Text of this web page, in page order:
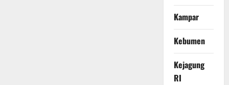
Kampar
Kebumen
Kejagung
RI